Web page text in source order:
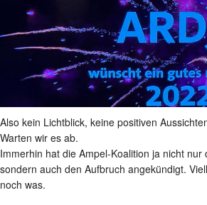
Also kein Lichtblick, keine positiven
Warten wir es ab.
Immerhin hat die Ampel-Koalition ja nicht nur
sondern auch den Aufbruch angekündigt.
noch was.